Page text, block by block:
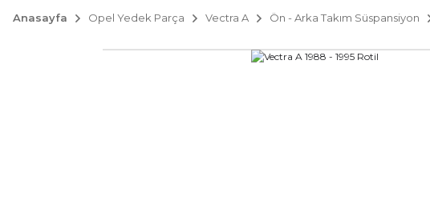
Anasayfa Opel Yedek Parça Vectra A Ön - Arka Takım Süspansiyon